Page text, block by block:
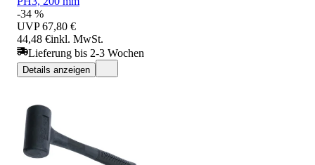
-34 %
UVP 67,80 €
44,48 €inkl. MwSt.
Lieferung bis 2-3 Wochen
Details anzeigen